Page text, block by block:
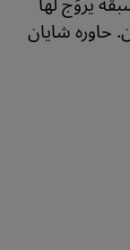
حاوره شايان